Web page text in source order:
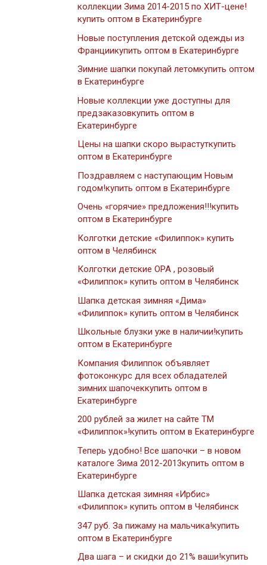
коллекции Зима 2014-2015 по ХИТ-цене!
купить оптом в Екатеринбурге
Новые поступления детской одежды из
Франциикупить оптом в Екатеринбурге
Зимние шапки покупай летомкупить оптом
в Екатеринбурге
Новые коллекции уже доступны для
предзаказовкупить оптом в
Екатеринбурге
Цены на шапки скоро вырастуткупить
оптом в Екатеринбурге
Поздравляем с наступающим Новым
годом!купить оптом в Екатеринбурге
Очень «горячие» предложения!!!купить
оптом в Екатеринбурге
Колготки детские «Филиппок» купить
оптом в Челябинск
Колготки детские ОРА , розовый
«Филиппок» купить оптом в Челябинск
Шапка детская зимняя «Дима»
«Филиппок» купить оптом в Челябинск
Школьные блузки уже в наличии!купить
оптом в Екатеринбурге
Компания Филиппок объявляет
фотоконкурс для всех обладателей
зимних шапочеккупить оптом в
Екатеринбурге
200 рублей за жилет на сайте ТМ
«Филиппок»!купить оптом в Екатеринбурге
Теперь удобно! Все шапочки – в новом
каталоге Зима 2012-2013купить оптом в
Екатеринбурге
Шапка детская зимняя «Ирбис»
«Филиппок» купить оптом в Челябинск
347 руб. За пижаму на мальчика!купить
оптом в Екатеринбурге
Два шага – и скидки до 21% ваши!купить